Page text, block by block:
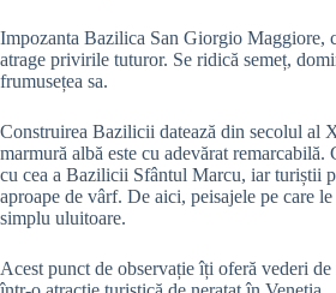
Impozanta Bazilica San Giorgio Maggiore,
atrage privirile tuturor. Se ridică semeț,
frumusețea sa.
Construirea Bazilicii datează din secolul al
marmură albă este cu adevărat remarcabilă.
cu cea a Bazilicii Sfântul Marcu, iar turiștii
aproape de vârf. De aici, peisajele pe care
simplu uluitoare.
Acest punct de observație îți oferă vederi